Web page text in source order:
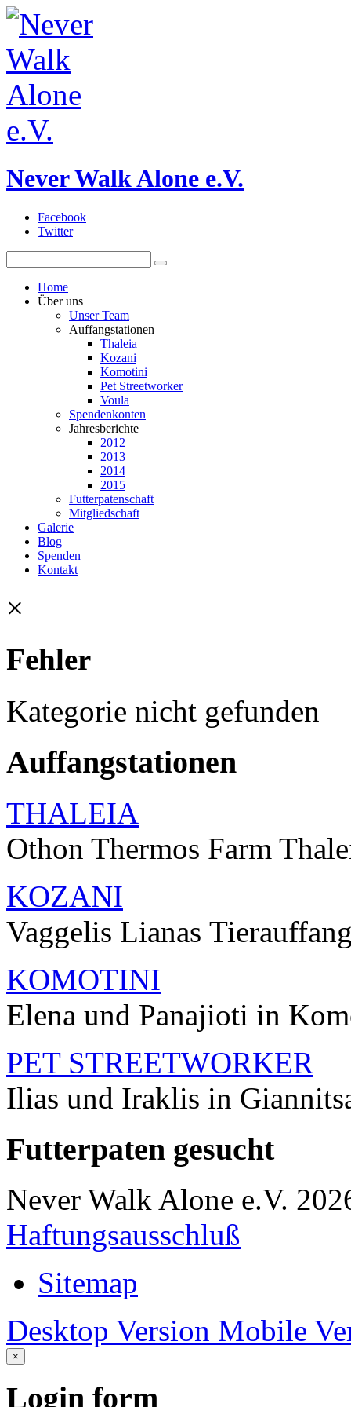
Never Walk Alone e.V.
Facebook
Twitter
Home
Über uns
Unser Team
Auffangstationen
Thaleia
Kozani
Komotini
Pet Streetworker
Voula
Spendenkonten
Jahresberichte
2012
2013
2014
2015
Futterpatenschaft
Mitgliedschaft
Galerie
Blog
Spenden
Kontakt
×
Fehler
Kategorie nicht gefunden
Auffangstationen
THALEIA
Othon Thermos Farm
KOZANI
Vaggelis Lianas
KOMOTINI
Elena und Panajioti in
PET STREETWORKER
Ilias und Iraklis in
Futterpaten gesucht
Never Walk Alone e.V.
Haftungsausschluß
Sitemap
Desktop Version Mobile
×
Login form